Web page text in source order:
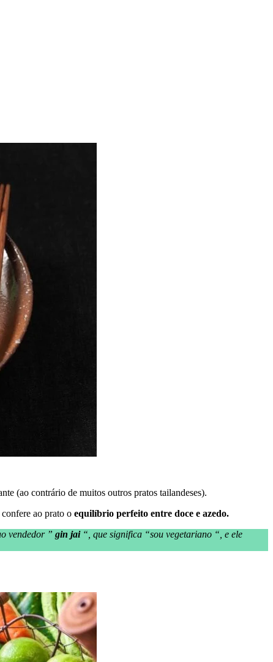
(ao contrário de muitos outros pratos tailandeses).
ao prato o equilíbrio perfeito entre doce e azedo.
vendedor ” gin jai“, que significa “sou vegetariano “, e ele